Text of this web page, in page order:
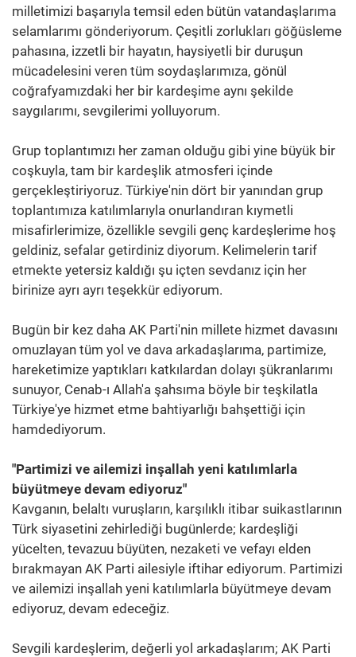
milletimizi başarıyla temsil eden bütün vatandaşlarıma
selamlarımı gönderiyorum. Çeşitli zorlukları göğüsleme
pahasına, izzetli bir hayatın, haysiyetli bir duruşun
mücadelesini veren tüm soydaşlarımıza, gönül
coğrafyamızdaki her bir kardeşime aynı şekilde
saygılarımı, sevgilerimi yolluyorum.
Grup toplantımızı her zaman olduğu gibi yine büyük bir
coşkuyla, tam bir kardeşlik atmosferi içinde
gerçekleştiriyoruz. Türkiye'nin dört bir yanından grup
toplantımıza katılımlarıyla onurlandıran kıymetli
misafirlerimize, özellikle sevgili genç kardeşlerime hoş
geldiniz, sefalar getirdiniz diyorum. Kelimelerin tarif
etmekte yetersiz kaldığı şu içten sevdanız için her
birinize ayrı ayrı teşekkür ediyorum.
Bugün bir kez daha AK Parti'nin millete hizmet davasını
omuzlayan tüm yol ve dava arkadaşlarıma, partimize,
hareketimize yaptıkları katkılardan dolayı şükranlarımı
sunuyor, Cenab-ı Allah'a şahsıma böyle bir teşkilatla
Türkiye'ye hizmet etme bahtiyarlığı bahşettiği için
hamdediyorum.
"Partimizi ve ailemizi inşallah yeni katılımlarla
büyütmeye devam ediyoruz"
Kavganın, belaltı vuruşların, karşılıklı itibar suikastlarının
Türk siyasetini zehirlediği bugünlerde; kardeşliği
yücelten, tevazuu büyüten, nezaketi ve vefayı elden
bırakmayan AK Parti ailesiyle iftihar ediyorum. Partimizi
ve ailemizi inşallah yeni katılımlarla büyütmeye devam
ediyoruz, devam edeceğiz.
Sevgili kardeşlerim, değerli yol arkadaşlarım; AK Parti